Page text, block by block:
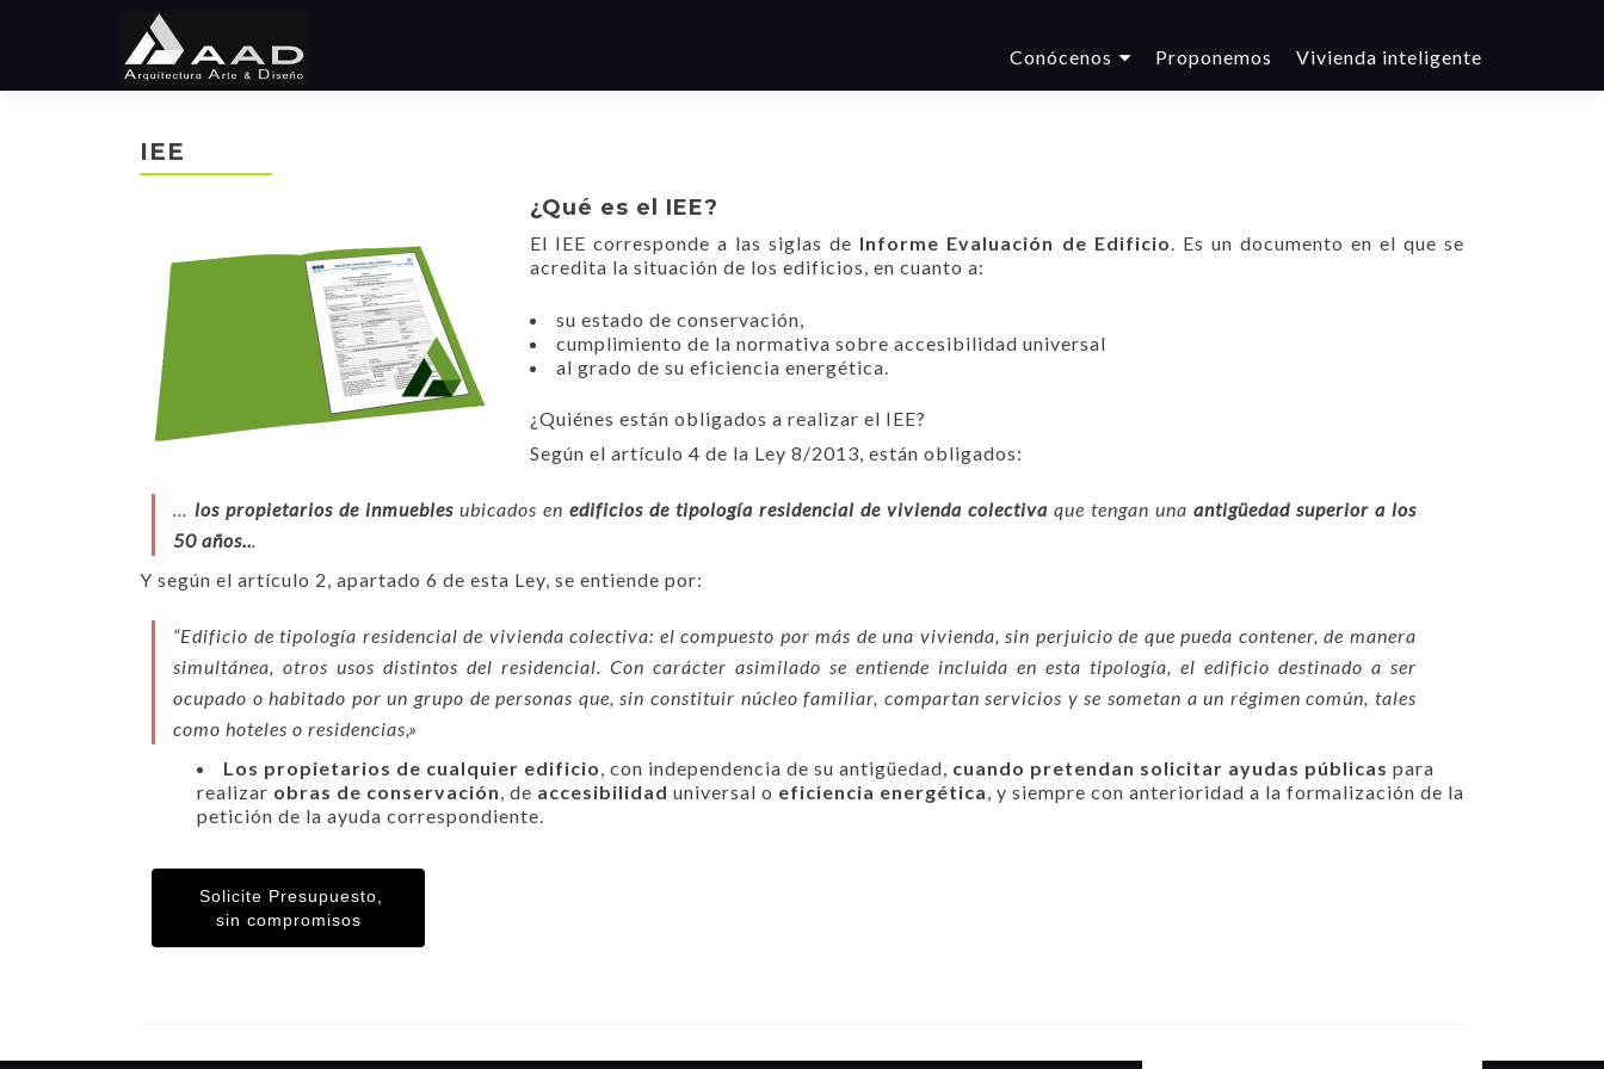
contenido
Conócenos Proponemos Vivienda inteligente
IEE
¿Qué es el IEE?
El IEE corresponde a las siglas de Informe Evaluación de Edificio. Es un documento en el que se
acredita la situación de los edificios, en cuanto a:
su estado de conservación,
cumplimiento de la normativa sobre accesibilidad universal
al grado de su eficiencia energética.
¿Quiénes están obligados a realizar el IEE?
Según el artículo 4 de la Ley 8/2013, están obligados:
… los propietarios de inmuebles ubicados en edificios de tipología residencial de vivienda colectiva que tengan una antigüedad superior a los
50 años...
Y según el artículo 2, apartado 6 de esta Ley, se entiende por:
“Edificio de tipología residencial de vivienda colectiva: el compuesto por más de una vivienda, sin perjuicio de que pueda contener, de manera
simultánea, otros usos distintos del residencial. Con carácter asimilado se entiende incluida en esta tipología, el edificio destinado a ser
ocupado o habitado por un grupo de personas que, sin constituir núcleo familiar, compartan servicios y se sometan a un régimen común, tales
como hoteles o residencias,»
Los propietarios de cualquier edificio, con independencia de su antigüedad, cuando pretendan solicitar ayudas públicas para
realizar obras de conservación, de accesibilidad universal o eficiencia energética, y siempre con anterioridad a la formalización de la
petición de la ayuda correspondiente.
Solicite Presupuesto,
sin compromisos